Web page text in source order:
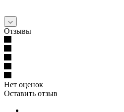
Отзывы
Нет оценок
Оставить отзыв